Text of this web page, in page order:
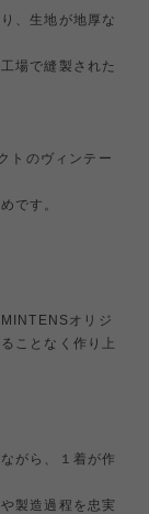
、生地が地厚な
場で縫製された
トのヴィンテー
です。
オリジ
ことなく作り上
がら、１着が作
製造過程を忠実